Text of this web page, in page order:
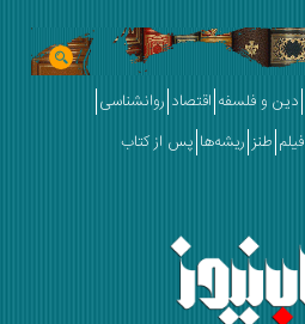
دین و فلسفه اقتصاد روانشناسی
فیلم طنز ریشه‌ها پس از کتاب